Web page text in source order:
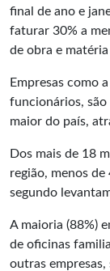
final de ano e
faturar 30% a
de obra e
Empresas como
funcionários, são
maior do país,
Dos mais de 18
região, menos de
segundo
A maioria (88%)
de oficinas
outras empresas,